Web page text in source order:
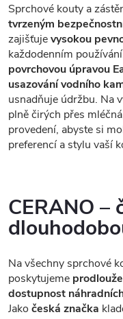
Sprchové kouty a
tvrzeným
zajišťujevysokou
každodenním
povrchovou úpravou
usazování vodního
usnadňuje údržbu. Na
plně čirých přes
provedení, abyste si
preferencí a stylu vaší
CERANO –
Na všechny sprchové
poskytujeme
dostupnost
Jako česká značka